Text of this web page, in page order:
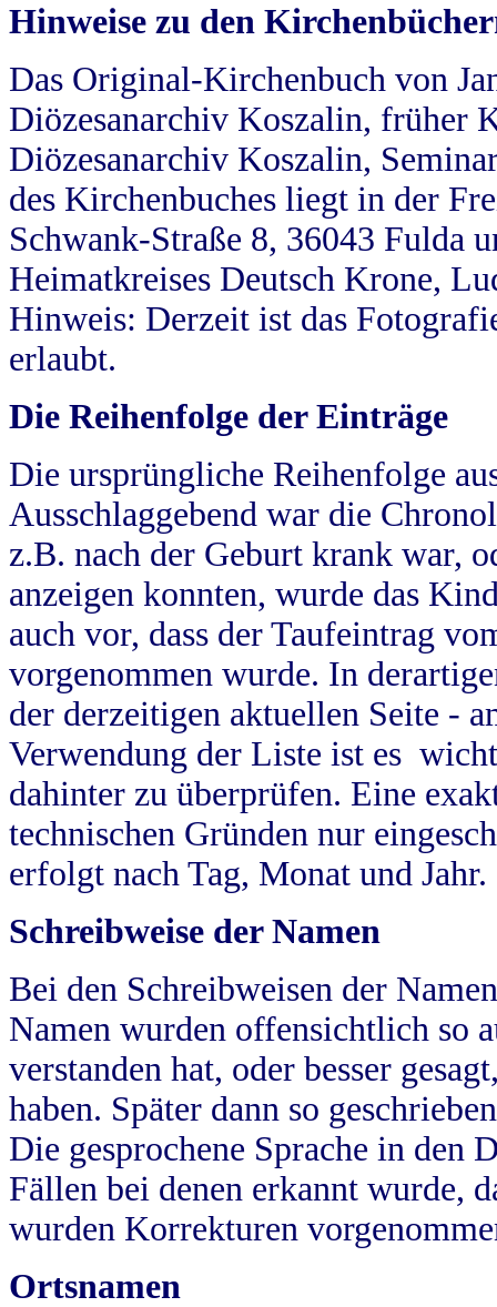
Hinweise zu den
Das Original-Kirchenbuch von
Diözesanarchiv Koszalin, früher
Diözesanarchiv Koszalin,
des Kirchenbuches liegt in der
Schwank-Straße 8, 36043 Fulda
Heimatkreises Deutsch Krone,
Hinweis: Derzeit ist das
erlaubt.
Die Reihenfolge der Einträge
Die ursprüngliche Reihenfolge
Ausschlaggebend war die
z.B. nach der Geburt krank war,
anzeigen konnten, wurde das
auch vor, dass der Taufeintrag
vorgenommen wurde. In
der derzeitigen aktuellen Seite -
Verwendung der Liste ist es
dahinter zu überprüfen. Eine
technischen Gründen nur
erfolgt nach Tag, Monat und Jahr.
Schreibweise der Namen
Bei den Schreibweisen der
Namen wurden offensichtlich so
verstanden hat, oder besser
haben. Später dann so
Die gesprochene Sprache in
Fällen bei denen erkannt wurde,
wurden Korrekturen
Ortsnamen